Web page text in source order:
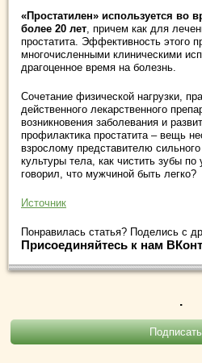
«Простатилен» используется во
более 20 лет , причем как для
простатита. Эффективность этого
многочисленными клиническими
драгоценное время на болезнь.
Сочетание физической нагрузки,
действенного лекарственного
возникновения заболевания и
профилактика простатита – вещь
взрослому представителю
культуры тела, как чистить зубы
говорил, что мужчиной быть легко?
Источник
Понравилась статья? Поделись с
Присоединяйтесь к нам
.